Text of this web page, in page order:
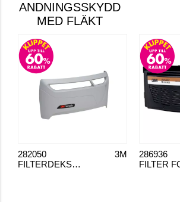
ANDNINGSSKYDD
MED FLÄKT
FILTERDEKSEL VERSAFLO TR-6700FC
3M
282050 286936